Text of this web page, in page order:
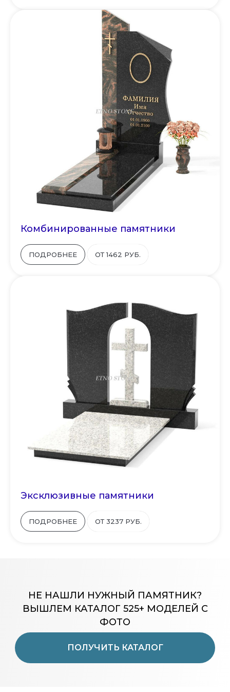
Комбинированные памятники
ПОДРОБНЕЕ ОТ 1462 РУБ.
Эксклюзивные памятники
ПОДРОБНЕЕ ОТ 3237 РУБ.
ПОЛУЧИТЬ КАТАЛОГ
НЕ НАШЛИ НУЖНЫЙ ПАМЯТНИК?
ВЫШЛЕМ КАТАЛОГ 525+ МОДЕЛЕЙ С
ФОТО